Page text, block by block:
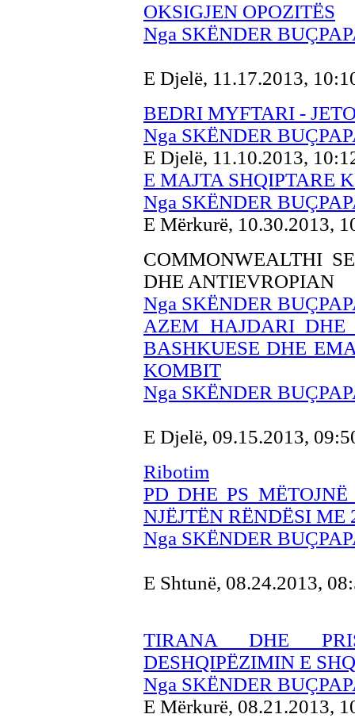
OKSIGJEN OPOZITËS
Nga SKËNDER
E Djelë, 11.17.2013,
BEDRI MYFTARI -
Nga SKËNDER
E Djelë, 11.10.2013,
E MAJTA SHQIPTARE
Nga SKËNDER
E Mërkurë, 10.30.2013,
COMMONWEALTHI
DHE ANTIEVROPIAN
Nga SKËNDER
AZEM HAJDARI
BASHKUESE DHE
KOMBIT
Nga SKËNDER
E Djelë, 09.15.2013,
Ribotim
PD DHE PS
NJËJTËN RËNDËSI ME
Nga SKËNDER
E Shtunë, 08.24.2013,
TIRANA DHE
DESHQIPËZIMIN E
Nga SKËNDER
E Mërkurë, 08.21.2013,